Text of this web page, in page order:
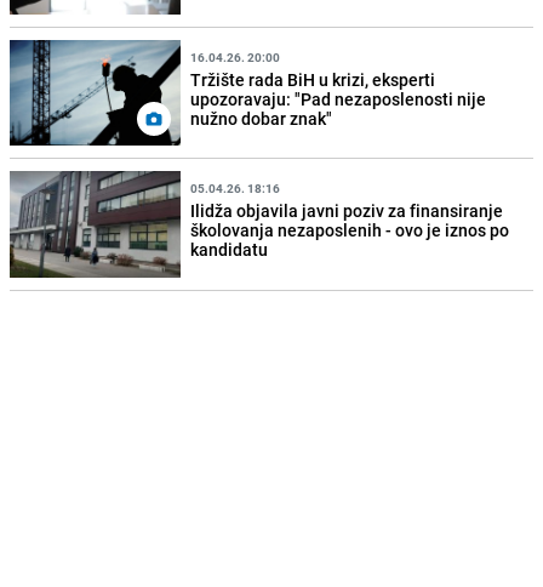
16.04.26. 20:00
Tržište rada BiH u krizi, eksperti
upozoravaju: "Pad nezaposlenosti nije
nužno dobar znak"
05.04.26. 18:16
Ilidža objavila javni poziv za finansiranje
školovanja nezaposlenih - ovo je iznos po
kandidatu